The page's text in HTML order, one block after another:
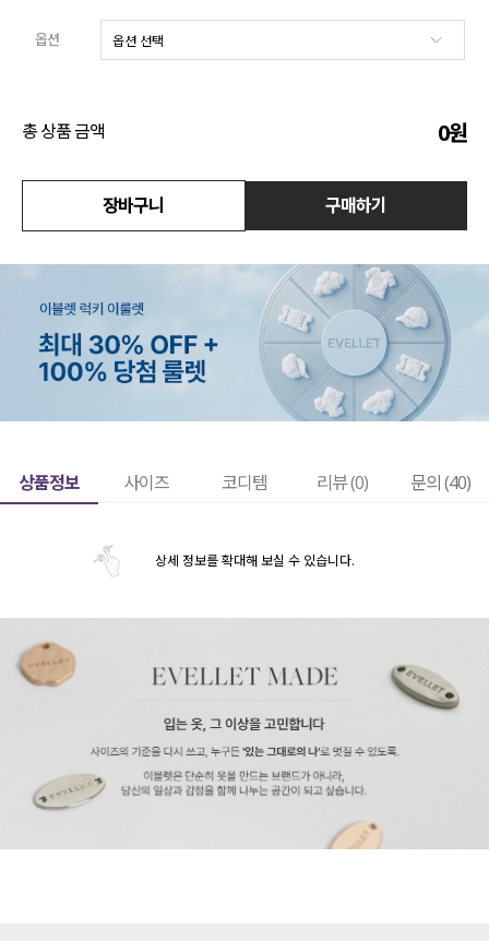
옵션
총 상품 금액 0원
장바구니 구매하기
상품정보 사이즈 코디템 리뷰 (0) 문의 (40)
상세 정보를 확대해 보실 수 있습니다.